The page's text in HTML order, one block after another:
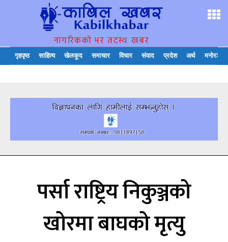
नागरिकको भर तटस्थ खबर
गृहपृष्ठ साहित्य खेलकूद समाचार विचार संवाद प्रदेश अर्थ मनोरञ्जन
पर्सा राष्ट्रिय निकुञ्जको
खोरमा बाघको मृत्यु